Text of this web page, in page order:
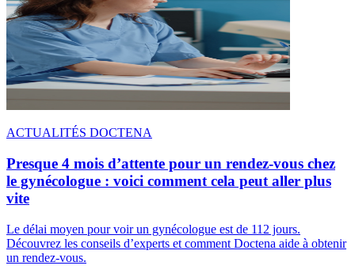
ACTUALITÉS DOCTENA
Presque 4 mois d’attente pour un rendez-vous chez
le gynécologue : voici comment cela peut aller plus
vite
Le délai moyen pour voir un gynécologue est de 112 jours.
Découvrez les conseils d’experts et comment Doctena aide à obtenir
un rendez-vous.